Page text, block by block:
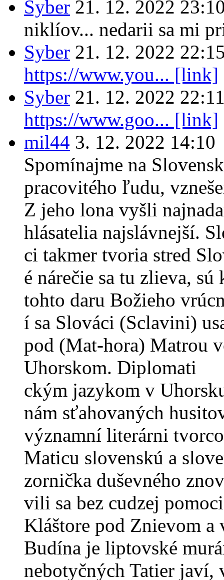
Syber 21. 12. 2022
niklíov... nedarii sa mi
Syber 21. 12. 2022
https://www.you... [link]
Syber 21. 12. 2022
https://www.goo... [link]
mil44 3. 12. 2022 14:10
Spomínajme na
pracovitého ľudu,
Z jeho lona vyšli
hlásatelia najslávnejší.
ci takmer tvoria stred
é nárečie sa tu zlieva,
tohto daru Božieho
í sa Slováci (Sclavini)
pod (Mat-hora) Matrou
Uhorskom. Diplomati
ckým jazykom v
nám sťahovaných
významní literárni
Maticu slovenskú a
zornička duševného
vili sa bez cudzej
Kláštore pod Znievom
Budína je liptovské
nebotyčných Tatier javí,